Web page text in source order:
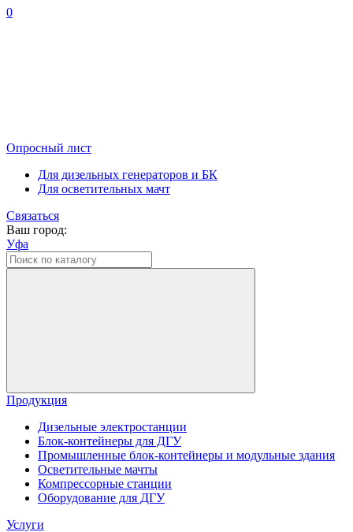
0
Опросный лист
Для дизельных генераторов и БК
Для осветительных мачт
Связаться
Ваш город:
Уфа
Продукция
Дизельные электростанции
Блок-контейнеры для ДГУ
Промышленные блок-контейнеры и модульные здания
Осветительные мачты
Компрессорные станции
Оборудование для ДГУ
Услуги